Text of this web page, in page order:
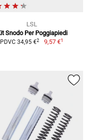
LSL
Snodo Per Poggiapiedi
PDVC 34,95 €2 9,57 €1